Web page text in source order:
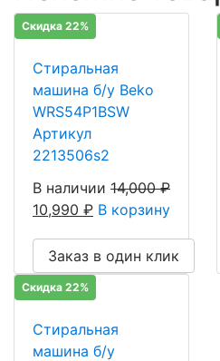
Скидка 22%
Стиральная
машина б/у Beko
WRS54P1BSW
Артикул
2213506s2
В наличии 14,000₽
10,990 ₽ В корзину
Заказ в один клик
Скидка 22%
Стиральная
машина б/у